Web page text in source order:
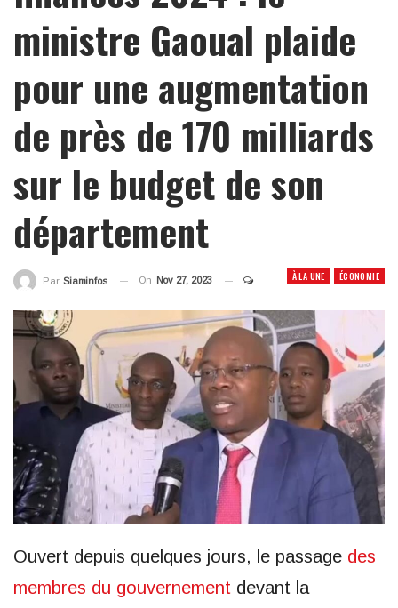
ministre Gaoual plaide
pour une augmentation
de près de 170 milliards
sur le budget de son
département
À LA UNE ÉCONOMIE
Par Siaminfos On Nov 27, 2023
Ouvert depuis quelques jours, le passage des
membres du gouvernement devant la